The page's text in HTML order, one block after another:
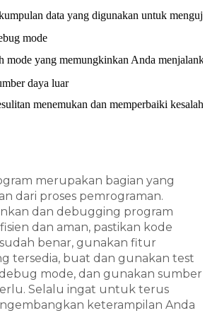
data yang digunakan untuk menguji
mode
mode yang memungkinkan Anda
daya luar
menemukan dan memperbaiki
merupakan bagian yang
dari proses pemrograman.
dan debugging program
dan aman, pastikan kode
benar, gunakan fitur
tersedia, buat dan gunakan test
mode, dan gunakan sumber
Selalu ingat untuk terus
keterampilan Anda